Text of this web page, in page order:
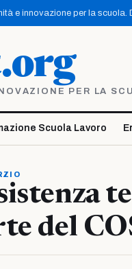
e innovazione per la
PER LA
Scuola Lavoro
del